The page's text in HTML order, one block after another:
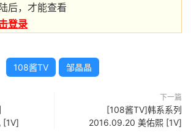
后，才能查看
登录
108酱TV 邹晶晶
[1V]
下一篇
[108酱TV]韩系系列
2016.09.20 美佑熙 [1V]